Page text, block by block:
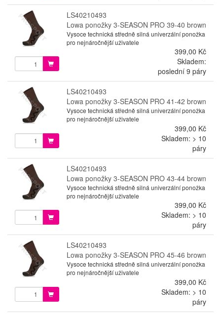
LS40210493
Lowa ponožky 3-SEASON PRO 39-40 brown
Vysoce technická středně silná univerzální ponožka
pro nejnáročnější uživatele
399,00 Kč
Skladem:
poslední 9 páry
LS40210493
Lowa ponožky 3-SEASON PRO 41-42 brown
Vysoce technická středně silná univerzální ponožka
pro nejnáročnější uživatele
399,00 Kč
Skladem: > 10
páry
LS40210493
Lowa ponožky 3-SEASON PRO 43-44 brown
Vysoce technická středně silná univerzální ponožka
pro nejnáročnější uživatele
399,00 Kč
Skladem: > 10
páry
LS40210493
Lowa ponožky 3-SEASON PRO 45-46 brown
Vysoce technická středně silná univerzální ponožka
pro nejnáročnější uživatele
399,00 Kč
Skladem: > 10
páry